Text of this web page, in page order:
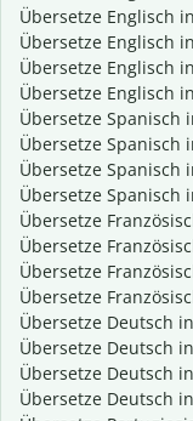
Übersetze Englisch
Übersetze Englisch
Übersetze Englisch
Übersetze Englisch
Übersetze Spanisch
Übersetze Spanisch
Übersetze Spanisch
Übersetze Spanisch
Übersetze
Übersetze
Übersetze
Übersetze
Übersetze Deutsch
Übersetze Deutsch
Übersetze Deutsch
Übersetze Deutsch